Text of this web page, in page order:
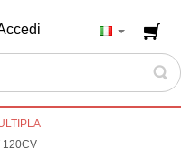
120CV